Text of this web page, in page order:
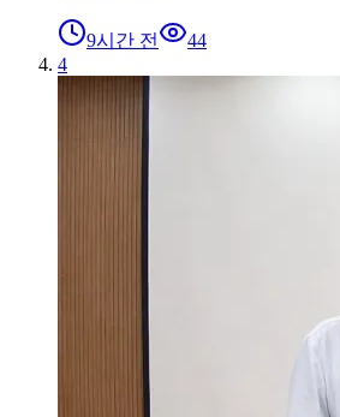
9시간 전
44
4